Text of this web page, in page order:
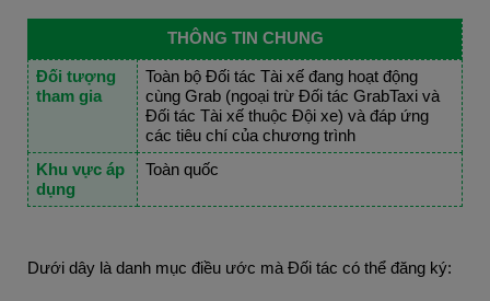
THÔNG TIN CHUNG
Đối tượng
tham gia
Toàn bộ Đối tác Tài xế đang hoạt động
cùng Grab (ngoại trừ Đối tác GrabTaxi và
Đối tác Tài xế thuộc Đội xe) và đáp ứng
các tiêu chí của chương trình
Khu vực áp
dụng
Toàn quốc
Dưới dây là danh mục điều ước mà Đối tác có thể đăng ký: